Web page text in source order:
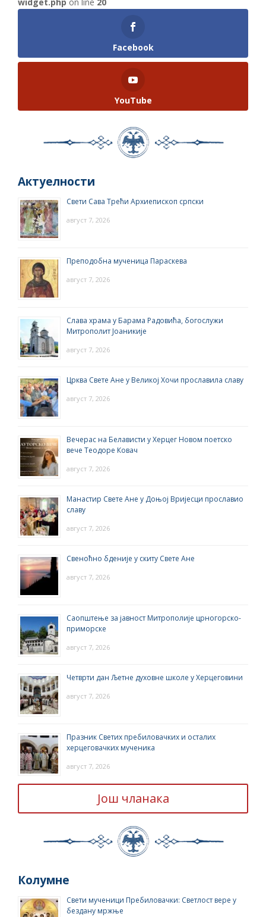
Facebook
YouTube
Актуелности
Свети Сава Трећи Архиепископ српски
август 7, 2026
Преподобна мученица Параскева
август 7, 2026
Слава храма у Барама Радовића, богослужи
Митрополит Јоаникије
август 7, 2026
Црква Свете Ане у Великој Хочи прославила славу
август 7, 2026
Вечерас на Белависти у Херцег Новом поетско
вече Теодоре Ковач
август 7, 2026
Манастир Свете Ане у Доњој Вријесци прославио
славу
август 7, 2026
Свеноћно бденије у скиту Свете Ане
август 7, 2026
Саопштење за јавност Митрополије црногорско-
приморске
август 7, 2026
Четврти дан Љетне духовне школе у Херцеговини
август 7, 2026
Празник Светих пребиловачких и осталих
херцеговачких мученика
август 7, 2026
Још чланака
Колумне
Свети мученици Пребиловачки: Светлост вере у
бездану мржње